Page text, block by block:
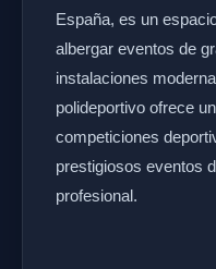
España, es un
albergar eventos de
instalaciones
polideportivo ofrece
competiciones
prestigiosos eventos
profesional.